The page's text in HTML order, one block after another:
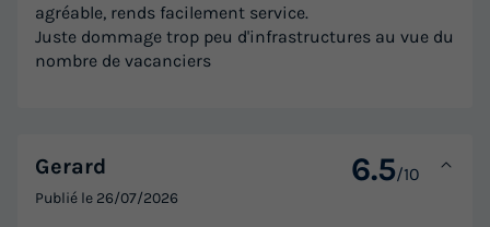
agréable, rends facilement service.
Juste dommage trop peu d'infrastructures au vue du
nombre de vacanciers
Gerard 6.5/10
Publié le 26/07/2026